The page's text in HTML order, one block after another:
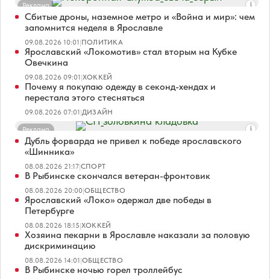
Реклама
Сбитые дроны, наземное метро и «Война и мир»: чем
запомнится неделя в Ярославле
09.08.2026 10:01|ПОЛИТИКА
Ярославский «Локомотив» стал вторым на Кубке
Овечкина
09.08.2026 09:01|ХОККЕЙ
Почему я покупаю одежду в секонд-хендах и
перестала этого стесняться
09.08.2026 07:01|ДИЗАЙН
Реклама
Дубль форварда не привел к победе ярославского
«Шинника»
08.08.2026 21:17|СПОРТ
В Рыбинске скончался ветеран-фронтовик
08.08.2026 20:00|ОБЩЕСТВО
Ярославский «Локо» одержал две победы в
Петербурге
08.08.2026 18:15|ХОККЕЙ
Хозяина пекарни в Ярославле наказали за половую
дискриминацию
08.08.2026 14:01|ОБЩЕСТВО
В Рыбинске ночью горел троллейбус